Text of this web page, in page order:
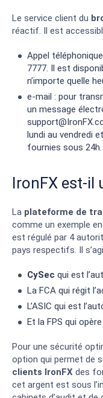
Le service client du
réactif. Il est
Appel
7777. Il est
n’importe quelle
e-mail : pour
un message
lundi au vendredi
fournies sous 24h.
IronFX est-il
La plateforme de
comme un exemple
est régulé par 4
pays respectifs. Il
CySec qui est
La FCA qui régit
L’ASIC qui est
Et la FPS qui
Pour une sécurité
option qui permet de
clients IronFX des
cet argent est sous